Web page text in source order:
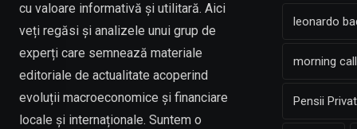
cu valoare informativă și utilitară. Aici
veți regăsi și analizele unui grup de
experți care semnează materiale
editoriale de actualitate acoperind
evoluții macroeconomice și financiare
locale și internaționale. Suntem o
leonardo
morning
Pensii